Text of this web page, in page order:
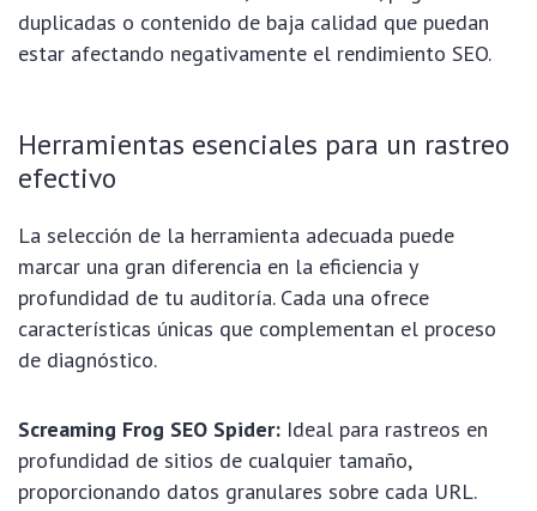
duplicadas o contenido de baja calidad que puedan
estar afectando negativamente el rendimiento SEO.
Herramientas esenciales para un rastreo
efectivo
La selección de la herramienta adecuada puede
marcar una gran diferencia en la eficiencia y
profundidad de tu auditoría. Cada una ofrece
características únicas que complementan el proceso
de diagnóstico.
Screaming Frog SEO Spider: Ideal para rastreos en
profundidad de sitios de cualquier tamaño,
proporcionando datos granulares sobre cada URL.